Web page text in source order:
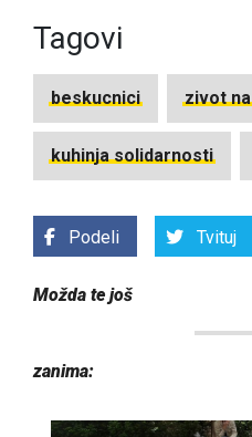
Tagovi
beskucnici zivot
kuhinja solidarnosti
Podeli Tvituj
Možda te još
zanima: